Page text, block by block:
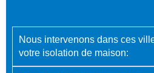
Nous intervenons dans ces
votre isolation de maison: